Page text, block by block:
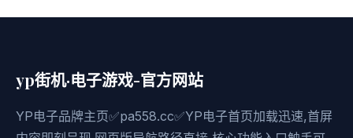
yp街机·电子游戏-官方网站
YP电子品牌主页✅pa558.cc✅YP电子首页加载迅速,首屏